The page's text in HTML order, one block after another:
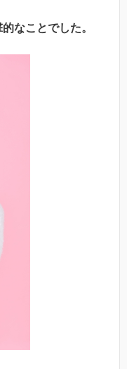
なことでした。